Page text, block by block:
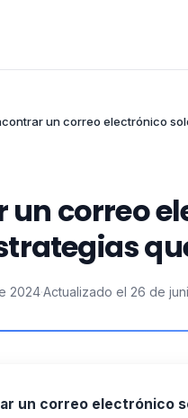
un correo electrónico
correo
2024·Actualizado el 26 de
un correo electrónico